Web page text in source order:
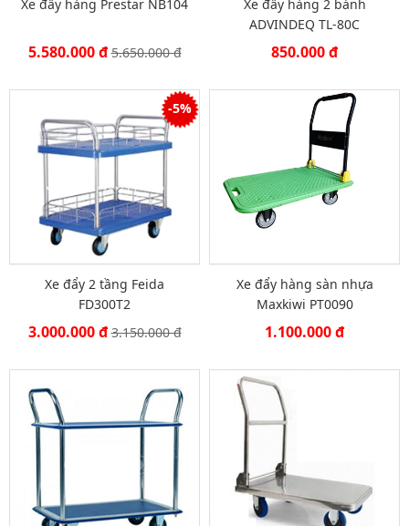
Xe đẩy hàng Prestar NB104
5.580.000 đ5.650.000 đ
Xe đẩy hàng 2 bánh
ADVINDEQ TL-80C
850.000 đ
-5%
Xe đẩy 2 tầng Feida
FD300T2
3.000.000 đ3.150.000 đ
Xe đẩy hàng sàn nhựa
Maxkiwi PT0090
1.100.000 đ